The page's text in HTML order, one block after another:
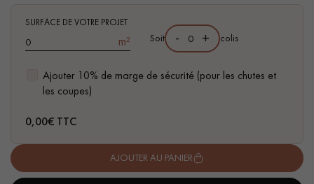
SURFACE DE VOTRE PROJET
m²
Ajouter 10% de marge de sécurité (pour les chutes et
les coupes)
Soit - + colis
0,00€ TTC
AJOUTER AU PANIER